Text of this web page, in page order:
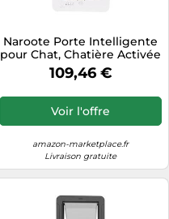
Naroote Porte Intelligente
pour Chat, Chatière Activée
par Collier avec Entrée à 2
Voies et Capteur à Puce
électronique, pour Intérieur
et Extérieur jusqu'à 26 X
29,5 Cm
109,46 €
Voir l'offre
amazon-marketplace.fr
Livraison gratuite